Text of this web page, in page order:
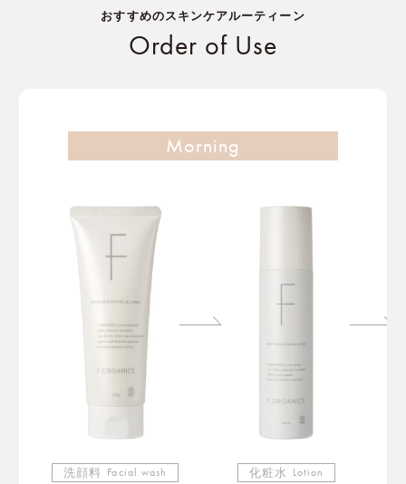
おすすめのスキンケアルーティーン
Order of Use
Morning
洗顔料 Facial wash 化粧水 Lotion